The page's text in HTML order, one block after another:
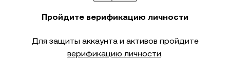
Пройдите верификацию личности
Для защиты аккаунта и активов пройдите
верификацию личности.